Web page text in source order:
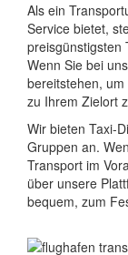
Als ein
Service bietet,
preisgünstigsten
Wenn Sie bei
bereitstehen,
zu Ihrem Zielort
Wir bieten Taxi-
Gruppen an.
Transport im
über unsere
bequem, zum